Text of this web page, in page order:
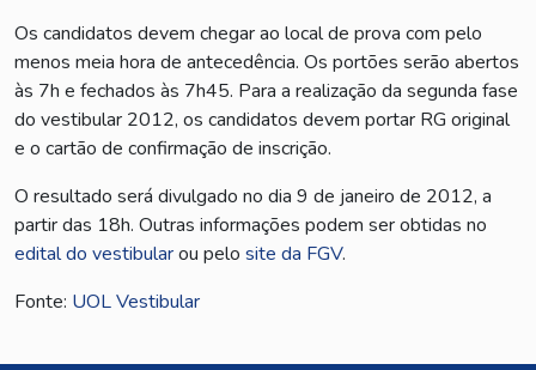
Os candidatos devem chegar ao local de prova com pelo
menos meia hora de antecedência. Os portões serão abertos
às 7h e fechados às 7h45. Para a realização da segunda fase
do vestibular 2012, os candidatos devem portar RG original
e o cartão de confirmação de inscrição.
O resultado será divulgado no dia 9 de janeiro de 2012, a
partir das 18h. Outras informações podem ser obtidas no
edital do vestibularou pelo site da FGV.
Fonte: UOL Vestibular